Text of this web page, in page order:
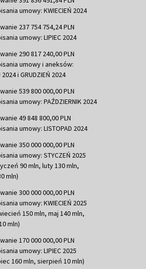
umowy: KWIECIEŃ 2024
237 754 754,24 PLN
umowy: LIPIEC 2024
290 817 240,00 PLN
umowy i aneksów:
2024 i GRUDZIEŃ 2024
539 800 000,00 PLN
umowy: PAŹDZIERNIK 2024
49 848 800,00 PLN
umowy: LISTOPAD 2024
350 000 000,00 PLN
umowy: STYCZEŃ 2025
90 mln, luty 130 mln,
mln)
300 000 000,00 PLN
umowy: KWIECIEŃ 2025
150 mln, maj 140 mln,
mln)
170 000 000,00 PLN
umowy: LIPIEC 2025
160 mln, sierpień 10 mln)